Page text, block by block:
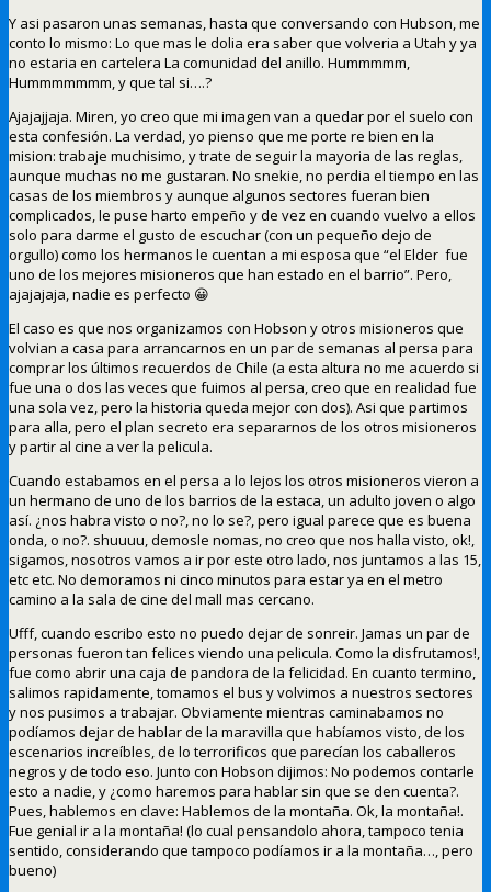
Y asi pasaron unas semanas, hasta que conversando con Hubson, me
conto lo mismo: Lo que mas le dolia era saber que volveria a Utah y ya
no estaria en cartelera La comunidad del anillo. Hummmmm,
Hummmmmmm, y que tal si….?
Ajajajjaja. Miren, yo creo que mi imagen van a quedar por el suelo con
esta confesión. La verdad, yo pienso que me porte re bien en la
mision: trabaje muchisimo, y trate de seguir la mayoria de las reglas,
aunque muchas no me gustaran. No snekie, no perdia el tiempo en las
casas de los miembros y aunque algunos sectores fueran bien
complicados, le puse harto empeño y de vez en cuando vuelvo a ellos
solo para darme el gusto de escuchar (con un pequeño dejo de
orgullo) como los hermanos le cuentan a mi esposa que “el Elder fue
uno de los mejores misioneros que han estado en el barrio”. Pero,
ajajajaja, nadie es perfecto 😀
El caso es que nos organizamos con Hobson y otros misioneros que
volvian a casa para arrancarnos en un par de semanas al persa para
comprar los últimos recuerdos de Chile (a esta altura no me acuerdo si
fue una o dos las veces que fuimos al persa, creo que en realidad fue
una sola vez, pero la historia queda mejor con dos). Asi que partimos
para alla, pero el plan secreto era separarnos de los otros misioneros
y partir al cine a ver la pelicula.
Cuando estabamos en el persa a lo lejos los otros misioneros vieron a
un hermano de uno de los barrios de la estaca, un adulto joven o algo
así. ¿nos habra visto o no?, no lo se?, pero igual parece que es buena
onda, o no?. shuuuu, demosle nomas, no creo que nos halla visto, ok!,
sigamos, nosotros vamos a ir por este otro lado, nos juntamos a las 15,
etc etc. No demoramos ni cinco minutos para estar ya en el metro
camino a la sala de cine del mall mas cercano.
Ufff, cuando escribo esto no puedo dejar de sonreir. Jamas un par de
personas fueron tan felices viendo una pelicula. Como la disfrutamos!,
fue como abrir una caja de pandora de la felicidad. En cuanto termino,
salimos rapidamente, tomamos el bus y volvimos a nuestros sectores
y nos pusimos a trabajar. Obviamente mientras caminabamos no
podíamos dejar de hablar de la maravilla que habíamos visto, de los
escenarios increíbles, de lo terrorificos que parecían los caballeros
negros y de todo eso. Junto con Hobson dijimos: No podemos contarle
esto a nadie, y ¿como haremos para hablar sin que se den cuenta?.
Pues, hablemos en clave: Hablemos de la montaña. Ok, la montaña!.
Fue genial ir a la montaña! (lo cual pensandolo ahora, tampoco tenia
sentido, considerando que tampoco podíamos ir a la montaña…, pero
bueno)